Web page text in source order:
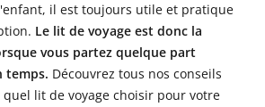
il est toujours utile et pratique
Le lit de voyage est donc la
vous partez quelque part
temps. Découvrez tous nos conseils
lit de voyage choisir pour votre